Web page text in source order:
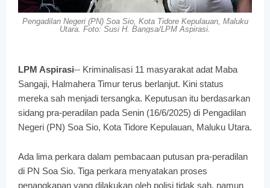
Pengadilan Negeri (PN) Soa Sio, Kota Tidore Kepulauan, Maluku
Utara. Foto: Susi H. Bangsa/LPM Aspirasi.
LPM Aspirasi-- Kriminalisasi 11 masyarakat adat Maba
Sangaji, Halmahera Timur terus berlanjut. Kini status
mereka sah menjadi tersangka. Keputusan itu berdasarkan
sidang pra-peradilan pada Senin (16/6/2025) di Pengadilan
Negeri (PN) Soa Sio, Kota Tidore Kepulauan, Maluku Utara.
Ada lima perkara dalam pembacaan putusan pra-peradilan
di PN Soa Sio. Tiga perkara menyatakan proses
penangkapan yang dilakukan oleh polisi tidak sah, namun